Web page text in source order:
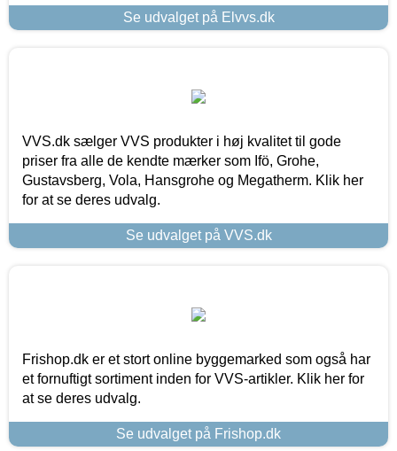
Se udvalget på Elvvs.dk
VVS.dk sælger VVS produkter i høj kvalitet til gode
priser fra alle de kendte mærker som Ifö, Grohe,
Gustavsberg, Vola, Hansgrohe og Megatherm. Klik her
for at se deres udvalg.
Se udvalget på VVS.dk
Frishop.dk er et stort online byggemarked som også har
et fornuftigt sortiment inden for VVS-artikler. Klik her for
at se deres udvalg.
Se udvalget på Frishop.dk